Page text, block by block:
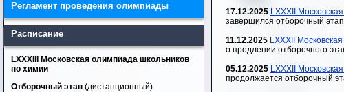
Регламент проведения олимпиады
Расписание
LXXXIII Московская олимпиада школьников
по химии
Отборочный этап (дистанционный)
17.12.2025 LXXXII
завершился отборочный этап
11.12.2025 LXXXII
о продлении отборочного
05.12.2025 LXXXII
продолжается отборочный